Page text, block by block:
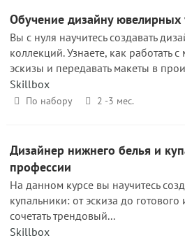
Обучение дизайн‌у
Вы с нуля научитесь создавать
коллекций. Узнаете, как работать
эскизы и передавать макеты в
Skillbox
По набору 2 -3 мес.
Дизайнер нижнего белья и
профессии
На данном курсе вы научитесь
купальники: от эскиза до готового
сочетать трендовый...
Skillbox